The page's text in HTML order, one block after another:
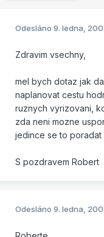
Odesláno 9. ledna,
Zdravim vsechny,
mel bych dotaz jak
naplanovat cestu
ruznych vyrizovani,
zda neni mozne
jedince se to
S pozdravem Robert
Odesláno 9. ledna,